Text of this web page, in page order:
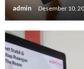
admin Desember 10,